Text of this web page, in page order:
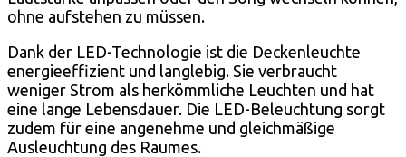
ohne aufstehen zu müssen.
Dank der LED-Technologie ist die Deckenleuchte
energieeffizient und langlebig. Sie verbraucht
weniger Strom als herkömmliche Leuchten und hat
eine lange Lebensdauer. Die LED-Beleuchtung sorgt
zudem für eine angenehme und gleichmäßige
Ausleuchtung des Raumes.